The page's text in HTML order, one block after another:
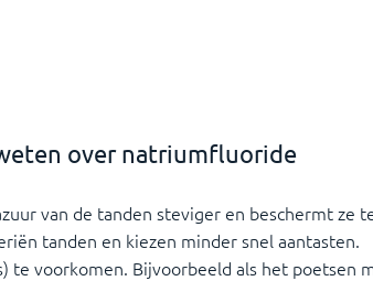
over natriumfluoride
van de tanden steviger en beschermt ze
tanden en kiezen minder snel aantasten.
te voorkomen. Bijvoorbeeld als het poetsen